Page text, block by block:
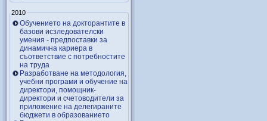
2010
Обучението на докторантите в
базови исзледователски
умения - предпоставки за
динамична кариера в
съответствие с потребностите
на труда
Разработване на методология,
учебни програми и обучение на
директори, помощник-
директори и счетоводители за
приложение на делегираните
бюджети в образованието